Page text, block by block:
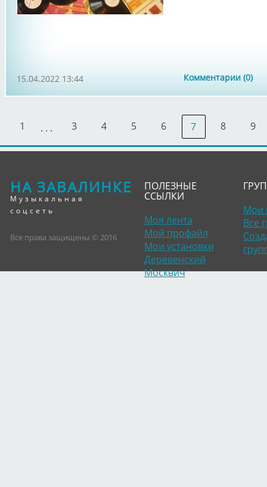
Комментарии (0)
15.04.2022 13:44
1 . . . 3 4 5 6 7 8 9
НА ЗАВАЛИНКЕ
Музыкальная
соцсеть
Все права защищены © 2016
ПОЛЕЗНЫЕ
ССЫЛКИ
Моя лента
Мой профайл
Мои установки
Деревенский
Москвич
Мои
Все